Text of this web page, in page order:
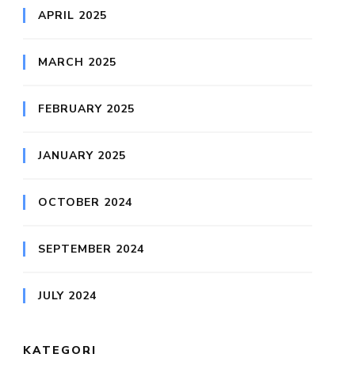
APRIL 2025
MARCH 2025
FEBRUARY 2025
JANUARY 2025
OCTOBER 2024
SEPTEMBER 2024
JULY 2024
KATEGORI